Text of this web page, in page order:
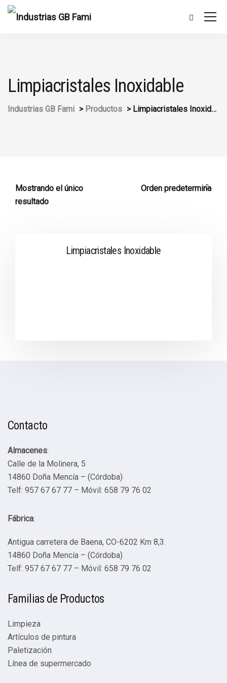
Limpiacristales Inoxidable
Industrias GB Fami > Productos > Limpiacristales Inoxidable
Mostrando el único
resultado
Limpiacristales Inoxidable
Contacto
Almacenes:
Calle de la Molinera, 5
14860 Doña Mencía – (Córdoba)
Telf: 957 67 67 77 – Móvil: 658 79 76 02
Fábrica:
Antigua carretera de Baena, CO-6202 Km 8,3.
14860 Doña Mencía – (Córdoba)
Telf: 957 67 67 77 – Móvil: 658 79 76 02
Familias de Productos
Limpieza
Artículos de pintura
Paletización
Línea de supermercado